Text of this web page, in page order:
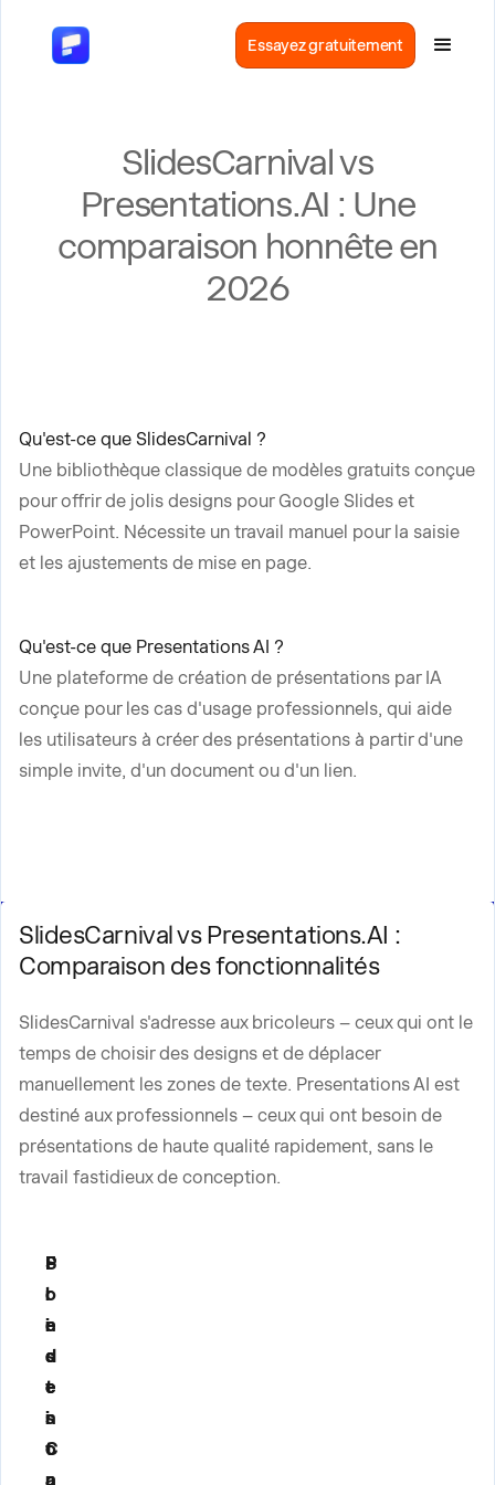
Essayez gratuitement
SlidesCarnival vs
Presentations.AI : Une
comparaison honnête en
2026
Qu'est-ce que SlidesCarnival ?
Une bibliothèque classique de modèles gratuits conçue
pour offrir de jolis designs pour Google Slides et
PowerPoint. Nécessite un travail manuel pour la saisie
et les ajustements de mise en page.
Qu'est-ce que Presentations AI ?
Une plateforme de création de présentations par IA
conçue pour les cas d'usage professionnels, qui aide
les utilisateurs à créer des présentations à partir d'une
simple invite, d'un document ou d'un lien.
SlidesCarnival vs Presentations.AI :
Comparaison des fonctionnalités
SlidesCarnival s'adresse aux bricoleurs – ceux qui ont le
temps de choisir des designs et de déplacer
manuellement les zones de texte. Presentations AI est
destiné aux professionnels – ceux qui ont besoin de
présentations de haute qualité rapidement, sans le
travail fastidieux de conception.
F
o
n
c
t
i
o
n
S
l
i
d
e
s
C
a
P
r
e
s
e
n
t
a